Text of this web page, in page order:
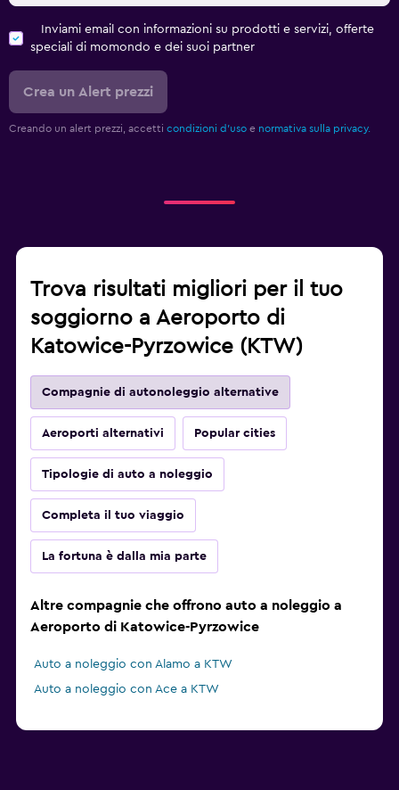
Inviami email con informazioni su prodotti e servizi, offerte
speciali di momondo e dei suoi partner
Crea un Alert prezzi
Creando un alert prezzi, accetti condizioni d'uso e normativa sulla privacy.
Trova risultati migliori per il tuo
soggiorno a Aeroporto di
Katowice-Pyrzowice (KTW)
Compagnie di autonoleggio alternative
Aeroporti alternativi Popular cities
Tipologie di auto a noleggio
Completa il tuo viaggio
La fortuna è dalla mia parte
Altre compagnie che offrono auto a noleggio a
Aeroporto di Katowice-Pyrzowice
Auto a noleggio con Alamo a KTW
Auto a noleggio con Ace a KTW